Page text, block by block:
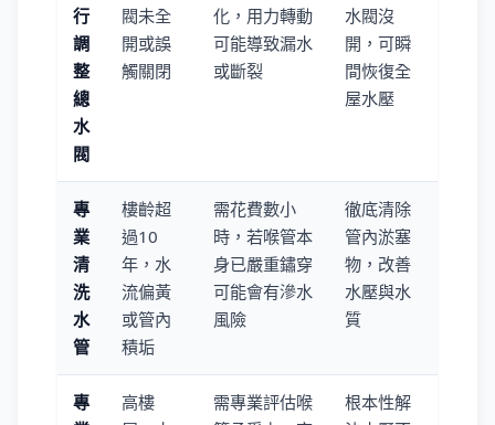
行
調
整
總
水
閥
閥未全
開或誤
觸關閉
化，用力轉動
可能導致漏水
或斷裂
水閥沒
開，可瞬
間恢復全
屋水壓
專
業
清
洗
水
管
樓齡超
過10
年，水
流偏黃
或管內
積垢
需花費數小
時，若喉管本
身已嚴重鏽穿
可能會有滲水
風險
徹底清除
管內淤塞
物，改善
水壓與水
質
專
高樓
需專業評估喉
根本性解